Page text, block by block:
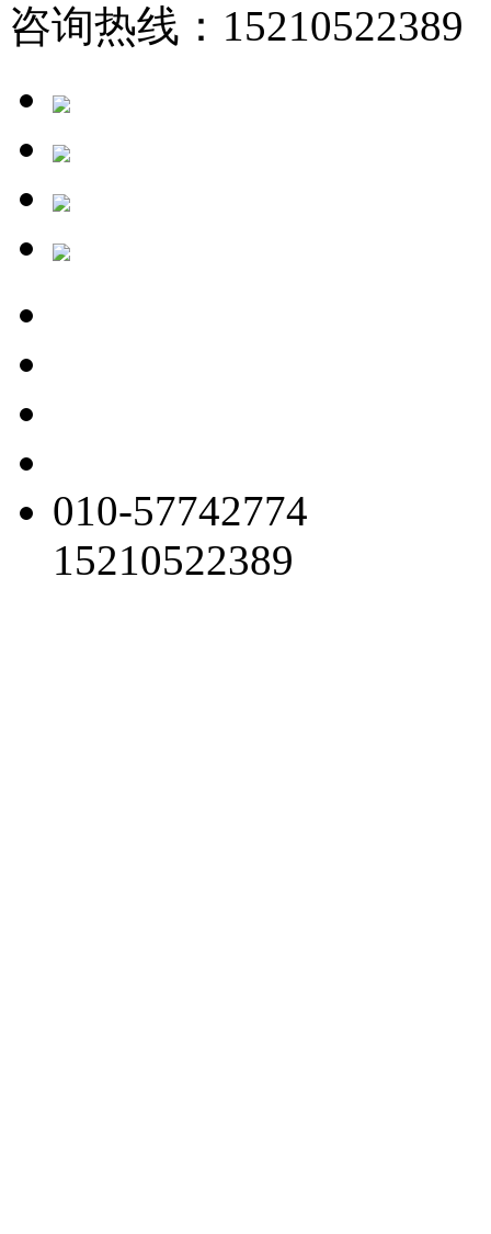
咨询热线：
010-57742774
15210522389